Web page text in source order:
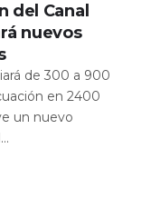
del Canal
nuevos
de 300 a 900
en 2400
un nuevo